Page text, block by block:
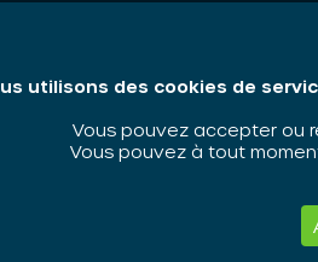
utilisons des cookies de
Vous pouvez accepter ou
Vous pouvez à tout